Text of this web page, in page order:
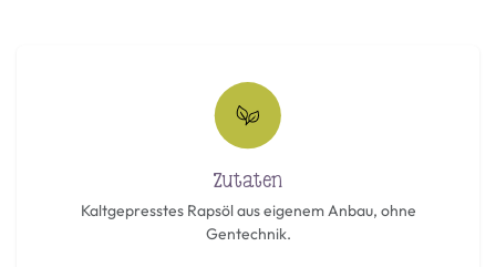
Zutaten
Kaltgepresstes Rapsöl aus eigenem Anbau, ohne
Gentechnik.